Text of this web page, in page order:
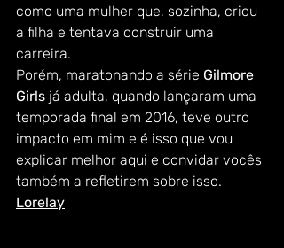
como uma mulher que, sozinha, criou
a filha e tentava construir uma
carreira.
Porém, maratonando a série Gilmore
Girls já adulta, quando lançaram uma
temporada final em 2016, teve outro
impacto em mim e é isso que vou
explicar melhor aqui e convidar vocês
também a refletirem sobre isso.
Lorelay